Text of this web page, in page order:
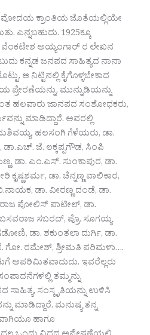
ನವೋದಯ ಕ್ರಾಂತಿಯ ಜೊತೆಯಲ್ಲಿಯೇ
1925ಕ್ಕೂ
ಅಯ್ಯಂಗಾರ್ ರ ಲೇಖನ
ಕನ್ನಡ ಜನಪದ ಸಾಹಿತ್ಯದ ನಾನಾ
ಆ ನಿಟ್ಟಿನಲ್ಲಿ ಕೈಗೊಳ್ಳಬೇಕಾದ
ಪ್ರೇರಣೆಯನ್ನು, ಮುನ್ನುಡಿಯನ್ನು
ಹಲವಾರು ಜಾನಪದ ಸಂಶೋಧಕರು,
ಮಾಡಿದ್ದಾರೆ. ಅವರಲ್ಲಿ
ಹಲಸಂಗಿ ಗೆಳೆಯರು, ಡಾ.
ಜೆ. ಲಕ್ಕಪ್ಪಗೌಡ, ಸಿಂಪಿ
ಡಾ. ಎಂ.ಎಸ್. ಸುಂಕಾಪುರ, ಡಾ.
ಕೃಷ್ಣಶರ್ಮ, ಡಾ. ಚೆನ್ನಣ್ಣ ವಾಲಿಕಾರ,
ಡಾ. ವೀರಣ್ಣ ದಂಡೆ, ಡಾ.
ಪೋಲಿಸ್ ಪಾಟೀಲ್, ಡಾ.
ಸಬರದ್, ಪ್ರೊ. ಸೂಗಯ್ಯ
ಡಾ. ಶಕುಂತಲಾ ದುರ್ಗಿ, ಡಾ.
ರಮೇಶ್, ಶ್ರೀಮತಿ ಪರಿಮಳಾ….
ಅಪರಿಮಿತವಾದುದು. ಇವರೆಲ್ಲರು
ತಮ್ಮನ್ನು
ಸಾಹಿತ್ಯ, ಸಂಸ್ಕೃತಿಯನ್ನು ಉಳಿಸಿ
ಮಾಡಿದ್ದಾರೆ. ಮನುಷ್ಯ ತನ್ನ
ಹಾಗೂ